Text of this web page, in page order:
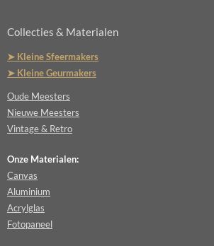
Collecties & Materialen
➤ Kleine Sfeermakers
➤ Kleine Geurmakers
Oude Meesters
Nieuwe Meesters
Vintage & Retro
Onze Materialen:
Canvas
Aluminium
Acrylglas
Fotopaneel